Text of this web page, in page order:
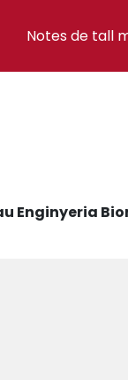
Notes de tall
Enginyeria